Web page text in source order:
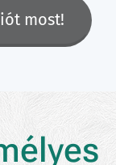
most!